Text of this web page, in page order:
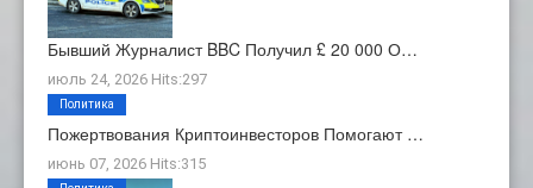
Бывший Журналист BBC Получил £ 20 000 О…
июль 24, 2026 Hits:297
Пожертвования Криптоинвесторов Помогают …
июнь 07, 2026 Hits:315
Политика